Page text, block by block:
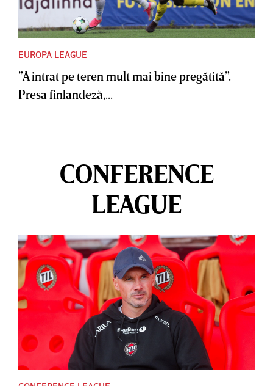
EUROPA LEAGUE
”A intrat pe teren mult mai bine pregătită”.
Presa finlandeză,...
CONFERENCE
LEAGUE